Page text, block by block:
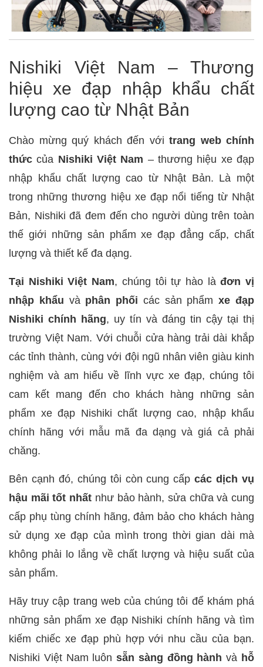
1965
Nishiki Việt Nam – Thương
hiệu xe đạp nhập khẩu chất
lượng cao từ Nhật Bản
Chào mừng quý khách đến với trang web chính
thức của Nishiki Việt Nam – thương hiệu xe đạp
nhập khẩu chất lượng cao từ Nhật Bản. Là một
trong những thương hiệu xe đạp nổi tiếng từ Nhật
Bản, Nishiki đã đem đến cho người dùng trên toàn
thế giới những sản phẩm xe đạp đẳng cấp, chất
lượng và thiết kế đa dạng.
Tại Nishiki Việt Nam, chúng tôi tự hào làđơn vị
nhập khẩu và phân phối các sản phẩmxe đạp
Nishiki chính hãng, uy tín và đáng tin cậy tại thị
trường Việt Nam. Với chuỗi cửa hàng trải dài khắp
các tỉnh thành, cùng với đội ngũ nhân viên giàu kinh
nghiệm và am hiểu về lĩnh vực xe đạp, chúng tôi
cam kết mang đến cho khách hàng những sản
phẩm xe đạp Nishiki chất lượng cao, nhập khẩu
chính hãng với mẫu mã đa dạng và giá cả phải
chăng.
Bên cạnh đó, chúng tôi còn cung cấp các dịch vụ
hậu mãi tốt nhất như bảo hành, sửa chữa và cung
cấp phụ tùng chính hãng, đảm bảo cho khách hàng
sử dụng xe đạp của mình trong thời gian dài mà
không phải lo lắng về chất lượng và hiệu suất của
sản phẩm.
Hãy truy cập trang web của chúng tôi để khám phá
những sản phẩm xe đạp Nishiki chính hãng và tìm
kiếm chiếc xe đạp phù hợp với nhu cầu của bạn.
Nishiki Việt Nam luônsẵn sàng đồng hành và hỗ